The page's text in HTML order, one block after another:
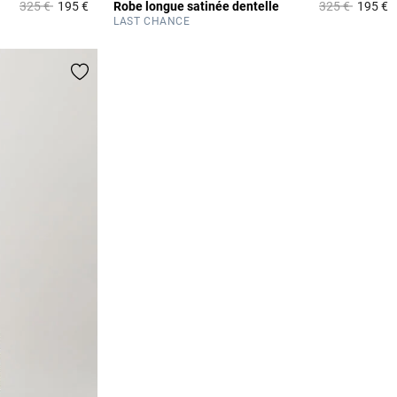
Prix réduit à partir de
325 €à195 €4,2 out of 5 Customer Rating
Robe longue satinée dentelle Prix réduit à
325 €à195 €
LAST CHANCE